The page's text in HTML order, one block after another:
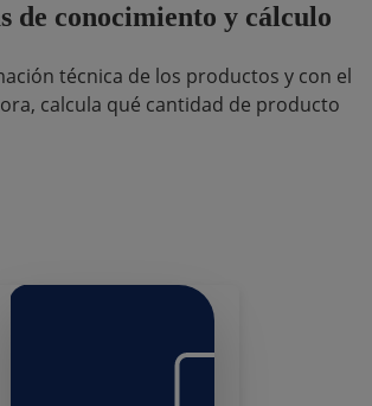
de conocimiento y cálculo
técnica de los productos y con el
calcula qué cantidad de producto